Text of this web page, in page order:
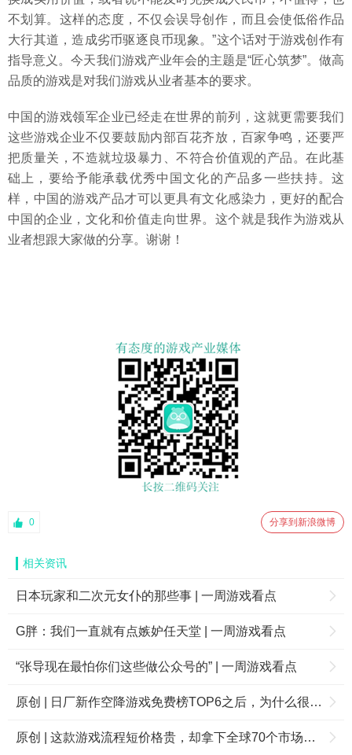
不划算。这样的态度，不仅会误导创作，而且会使低俗作品
大行其道，造成劣币驱逐良币现象。”这个话对于游戏创作有
指导意义。今天我们游戏产业年会的主题是“匠心筑梦”。做高
品质的游戏是对我们游戏从业者基本的要求。
中国的游戏领军企业已经走在世界的前列，这就更需要我们
这些游戏企业不仅要鼓励内部百花齐放，百家争鸣，还要严
把质量关，不造就垃圾暴力、不符合价值观的产品。在此基
础上，要给予能承载优秀中国文化的产品多一些扶持。这
样，中国的游戏产品才可以更具有文化感染力，更好的配合
中国的企业，文化和价值走向世界。这个就是我作为游戏从
业者想跟大家做的分享。谢谢！
0 分享到新浪微博
相关资讯
日本玩家和二次元女仆的那些事 | 一周游戏看点
G胖：我们一直就有点嫉妒任天堂 | 一周游戏看点
“张导现在最怕你们这些做公众号的” | 一周游戏看点
原创 | 日厂新作空降游戏免费榜TOP6之后，为什么很快又“凉了”？
原创 | 这款游戏流程短价格贵，却拿下全球70个市场付费榜Top5